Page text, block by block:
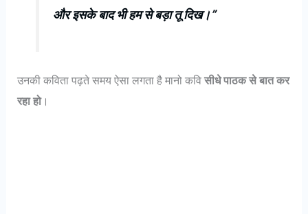
और इसके बाद भी हम से बड़ा तू दिख।”
उनकी कविता पढ़ते समय ऐसा लगता है मानो कविसीधे पाठक से बात कर
रहा हो।